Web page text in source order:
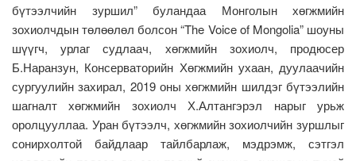
бүтээлчийн зуршил” буландаа Монголын хөгжмийн
зохиолчдын төлөөлөл болсон “The Voice of Mongolia” шоуны
шүүгч, урлаг судлаач, хөгжмийн зохиолч, продюсер
Б.Наранзун, Консерваторийн Хөгжмийн ухаан, дуулаачийн
сургуулийн захирал, 2019 оны хөгжмийн шилдэг бүтээлийн
шагналт хөгжмийн зохиолч Х.Алтангэрэл нарыг урьж
оролцууллаа. Уран бүтээлч, хөгжмийн зохиолчийн зуршлыг
сонирхолтой байдлаар тайлбарлаж, мэдрэмж, сэтгэл